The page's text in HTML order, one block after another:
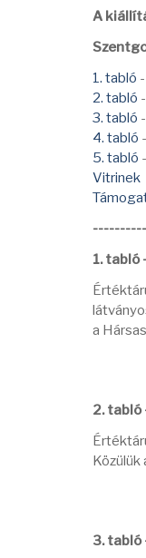
A
1. tabló
2. tabló
3. tabló
4. tabló
5. tabló
Vitrinek
1. tabló
a
2. tabló
3.